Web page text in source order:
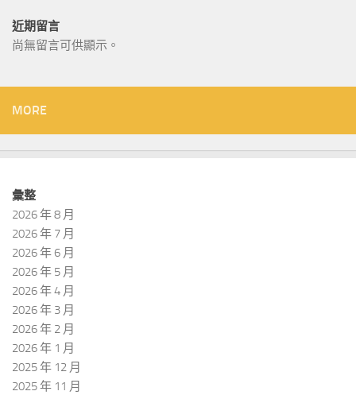
近期留言
尚無留言可供顯示。
MORE
彙整
2026 年 8 月
2026 年 7 月
2026 年 6 月
2026 年 5 月
2026 年 4 月
2026 年 3 月
2026 年 2 月
2026 年 1 月
2025 年 12 月
2025 年 11 月